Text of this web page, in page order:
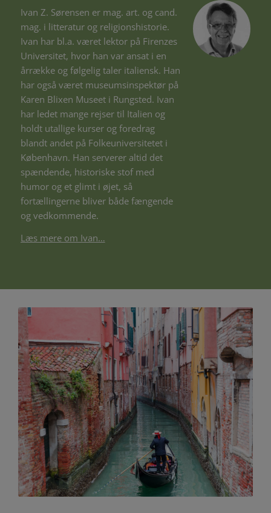
Ivan Z. Sørensen er mag. art. og cand.
mag. i litteratur og religionshistorie.
Ivan har bl.a. været lektor på Firenzes
Universitet, hvor han var ansat i en
årrække og følgelig taler italiensk. Han
har også været museumsinspektør på
Karen Blixen Museet i Rungsted. Ivan
har ledet mange rejser til Italien og
holdt utallige kurser og foredrag
blandt andet på Folkeuniversitetet i
København. Han serverer altid det
spændende, historiske stof med
humor og et glimt i øjet, så
fortællingerne bliver både fængende
og vedkommende.
Læs mere om Ivan…